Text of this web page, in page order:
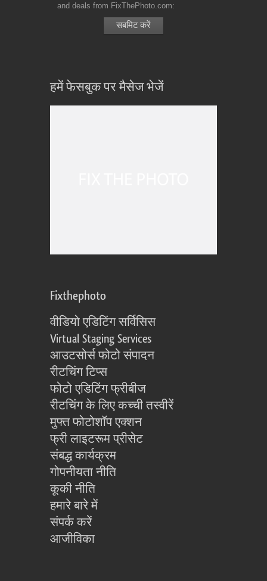
and deals from FixThePhoto.com
हमें फेसबुक पर मैसेज भेजें
Fixthephoto
वीडियो एडिटिंग सर्विसिस
Virtual Staging Services
आउटसोर्स फोटो संपादन
रीटचिंग टिप्स
फोटो एडिटिंग फ्रीबीज
रीटचिंग के लिए कच्ची तस्वीरें
मुफ्त फोटोशॉप एक्शन
फ्री लाइटरूम प्रीसेट
संबद्ध कार्यक्रम
गोपनीयता नीति
कूकी नीति
हमारे बारे में
संपर्क करें
आजीविका